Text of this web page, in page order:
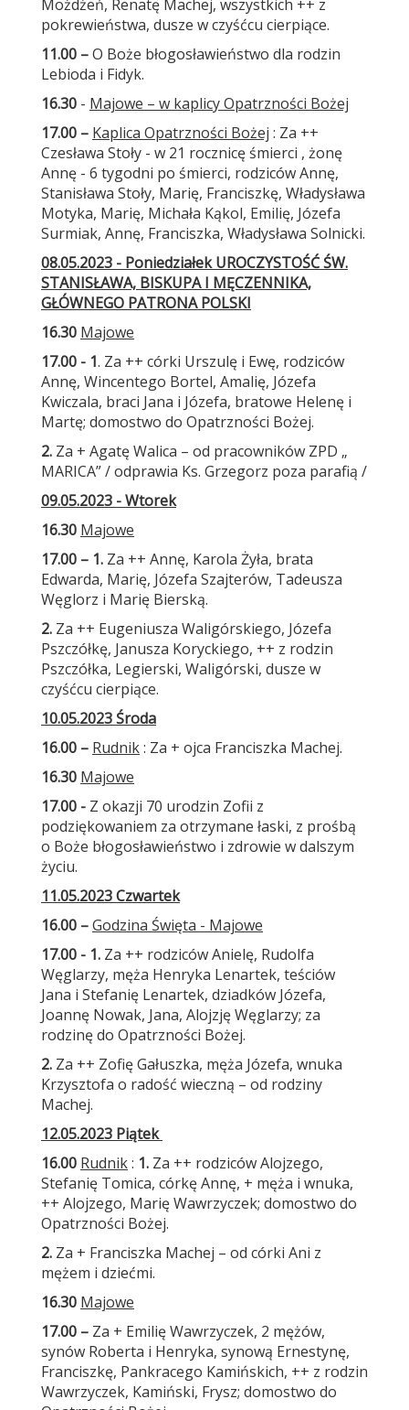
Możdżeń, Renatę Machej, wszystkich ++ z
pokrewieństwa, dusze w czyśćcu cierpiące.
11.00 –O Boże błogosławieństwo dla rodzin
Lebioda i Fidyk.
16.30 - Majowe – w kaplicy Opatrzności Bożej
17.00 – Kaplica Opatrzności Bożej : Za ++
Czesława Stoły - w 21 rocznicę śmierci , żonę
Annę - 6 tygodni po śmierci, rodziców Annę,
Stanisława Stoły, Marię, Franciszkę, Władysława
Motyka, Marię, Michała Kąkol, Emilię, Józefa
Surmiak, Annę, Franciszka, Władysława Solnicki.
08.05.2023 - Poniedziałek UROCZYSTOŚĆ ŚW.
STANISŁAWA, BISKUPA I MĘCZENNIKA,
GŁÓWNEGO PATRONA POLSKI
16.30 Majowe
17.00 - 1. Za ++ córki Urszulę i Ewę, rodziców
Annę, Wincentego Bortel, Amalię, Józefa
Kwiczala, braci Jana i Józefa, bratowe Helenę i
Martę; domostwo do Opatrzności Bożej.
2. Za + Agatę Walica – od pracowników ZPD „
MARICA” / odprawia Ks. Grzegorz poza parafią /
09.05.2023 - Wtorek
16.30 Majowe
17.00 – 1. Za ++ Annę, Karola Żyła, brata
Edwarda, Marię, Józefa Szajterów, Tadeusza
Węglorz i Marię Bierską.
2. Za ++ Eugeniusza Waligórskiego, Józefa
Pszczółkę, Janusza Koryckiego, ++ z rodzin
Pszczółka, Legierski, Waligórski, dusze w
czyśćcu cierpiące.
10.05.2023 Środa
16.00 – Rudnik: Za + ojca Franciszka Machej.
16.30 Majowe
17.00 - Z okazji 70 urodzin Zofii z
podziękowaniem za otrzymane łaski, z prośbą
o Boże błogosławieństwo i zdrowie w dalszym
życiu.
11.05.2023 Czwartek
16.00 –Godzina Święta - Majowe
17.00 - 1. Za ++ rodziców Anielę, Rudolfa
Węglarzy, męża Henryka Lenartek, teściów
Jana i Stefanię Lenartek, dziadków Józefa,
Joannę Nowak, Jana, Alojzję Węglarzy; za
rodzinę do Opatrzności Bożej.
2. Za ++ Zofię Gałuszka, męża Józefa, wnuka
Krzysztofa o radość wieczną – od rodziny
Machej.
12.05.2023 Piątek
16.00 Rudnik: 1. Za ++ rodziców Alojzego,
Stefanię Tomica, córkę Annę, + męża i wnuka,
++ Alojzego, Marię Wawrzyczek; domostwo do
Opatrzności Bożej.
2. Za + Franciszka Machej – od córki Ani z
mężem i dziećmi.
16.30 Majowe
17.00 – Za + Emilię Wawrzyczek, 2 mężów,
synów Roberta i Henryka, synową Ernestynę,
Franciszkę, Pankracego Kamińskich, ++ z rodzin
Wawrzyczek, Kamiński, Frysz; domostwo do